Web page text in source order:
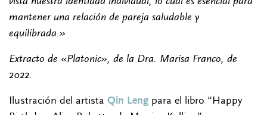
mantener una relación de pareja saludable y
equilibrada.»
Extracto de «Platonic», de la Dra. Marisa Franco, de
2022.
Ilustración del artista Qin Leng para el libro “Happy